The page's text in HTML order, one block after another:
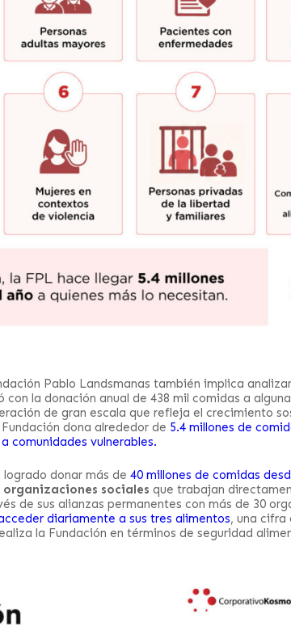
Pablo Landsmanas también implica
con la donación anual de 438 mil comidas a
de gran escala que refleja el crecimiento
dona alrededor de 5.4 millones de
comunidades vulnerables.
donar más de 40 millones de comidas
organizaciones sociales que trabajan
de sus alianzas permanentes con más de 30
diariamente a sus tres alimentos, una cifra
la Fundación en términos de seguridad